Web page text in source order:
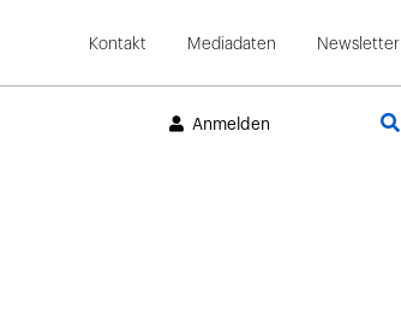
Kontakt Mediadaten Newsletter
Anmelden